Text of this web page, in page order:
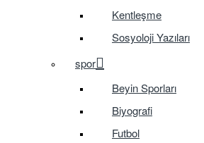
Kentleşme
Sosyoloji Yazıları
spor
Beyin Sporları
Biyografi
Futbol